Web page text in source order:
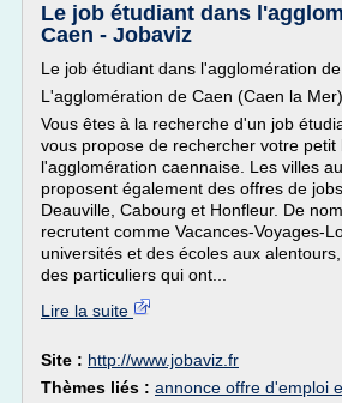
Le job étudiant dans
Caen - Jobaviz
Le job étudiant dans l'agglomération
L'agglomération de Caen (Caen la Mer)
Vous êtes à la recherche d'un job
vous propose de rechercher votre petit
l'agglomération caennaise. Les villes
proposent également des offres de
Deauville, Cabourg et Honfleur. De
recrutent comme Vacances-Voyages-
universités et des écoles aux
des particuliers qui ont...
Lire la suite
Site : http://www.jobaviz.fr
Thèmes liés : annonce offre d'emploi